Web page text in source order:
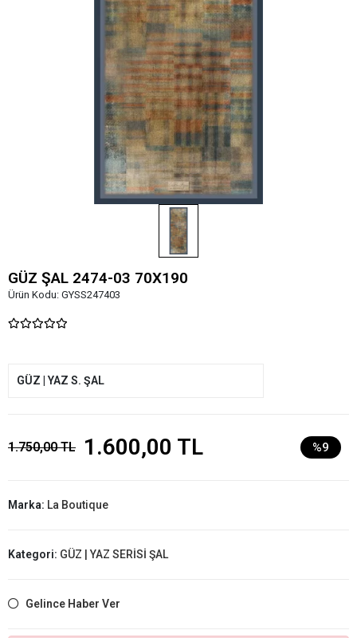
GÜZ ŞAL 2474-03 70X190
Ürün Kodu: GYSS247403
GÜZ | YAZ S. ŞAL
1.750,00 TL 1.600,00 TL %9
Marka: La Boutique
Kategori: GÜZ | YAZ SERİSİ ŞAL
Gelince Haber Ver